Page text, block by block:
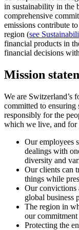
in sustainability in the
comprehensive
emissions contribute
region (see
financial products in
financial decisions
Mission
We are Switzerland’s
committed to ensuring
responsibly for the
which we live, and for
Our employees
dealings with
diversity and
Our clients can
things while
Our convictions
global business
The region in
our
Protecting the